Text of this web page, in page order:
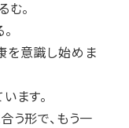
む。
を意識し始めま
ます。
う形で、もう一